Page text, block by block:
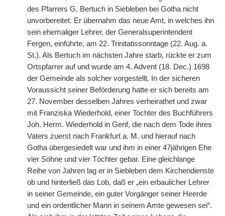
des Pfarrers G. Bertuch in Siebleben bei Gotha nicht
unvorbereitet. Er übernahm das neue Amt, in welches ihn
sein ehemaliger Lehrer, der Generalsuperintendent
Fergen, einführte, am 22. Trinitatissonntage (22. Aug. a.
St.). Als Bertuch im nächsten Jahre starb, rückte er zum
Ortspfarrer auf und wurde am 4. Advent (18. Dec.) 1698
der Gemeinde als solcher vorgestellt. In der sicheren
Voraussicht seiner Beförderung hatte er sich bereits am
27. November desselben Jahres verheirathet und zwar
mit Franziska Wiederhold, einer Tochter des Buchführers
Joh. Herm. Wiederhold in Genf, die nach dem Tode ihres
Vaters zuerst nach Frankfurt a. M. und hierauf nach
Gotha übergesiedelt war und ihm in einer 47jährigen Ehe
vier Söhne und vier Töchter gebar. Eine gleichlange
Reihe von Jahren lag er in Siebleben dem Kirchendienste
ob und hinterließ das Lob, daß er „ein erbaulicher Lehrer
in seiner Gemeinde, ein guter Vorgänger seiner Heerde
und ein ordentlicher Mann in seinem Amte gewesen sei“.